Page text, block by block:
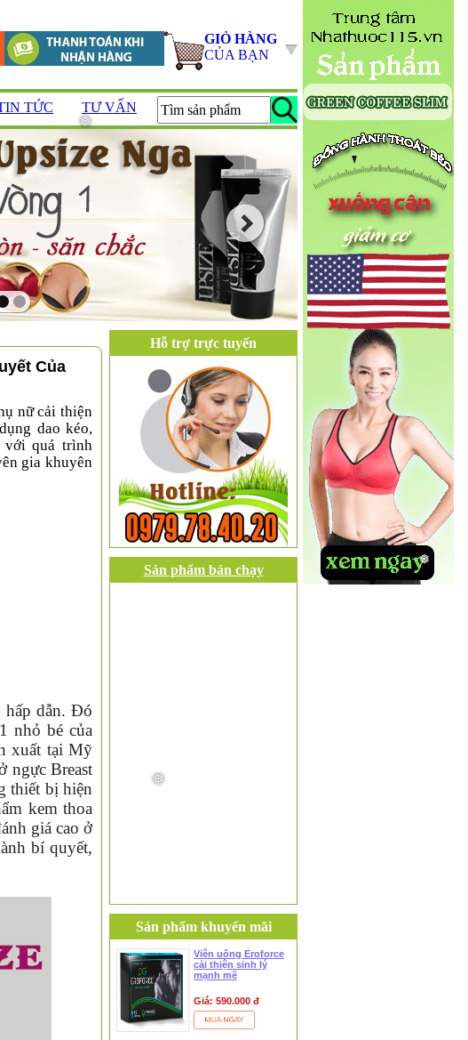
GIỎ HÀNG
CỦA BẠN
TỨC TƯ VẤN
Của
nữ cải thiện
dao kéo,
với quá trình
gia khuyên
hấp dẫn. Đó
nhỏ bé của
xuất tại Mỹ
ngực Breast
thiết bị hiện
kem thoa
giá cao ở
bí quyết,
Hỗ trợ trực tuyến
Sản phẩm bán chạy
Sản phẩm khuyến mãi
Viên uống Eroforce
cải thiện sinh lý
mạnh mẽ
Giá: 590.000 đ